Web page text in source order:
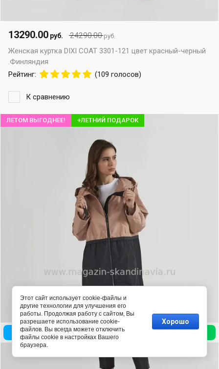
Женская куртка DIXI COAT 3301-121 цвет красный-черный
.Финляндия
Рейтинг:
(109 голосов)
24290.00руб.
13290.00 руб.
К сравнению
ЛЕТОМ ВЫГОДНЕЕ! +ЛЕТНИЙ ПОДАРОК
Позвонить Написать
Этот сайт использует cookie-файлы и
другие технологии для улучшения его
работы. Продолжая работу с сайтом, Вы
разрешаете использование cookie-
файлов. Вы всегда можете отключить
файлы cookie в настройках Вашего
браузера.
Хорошо